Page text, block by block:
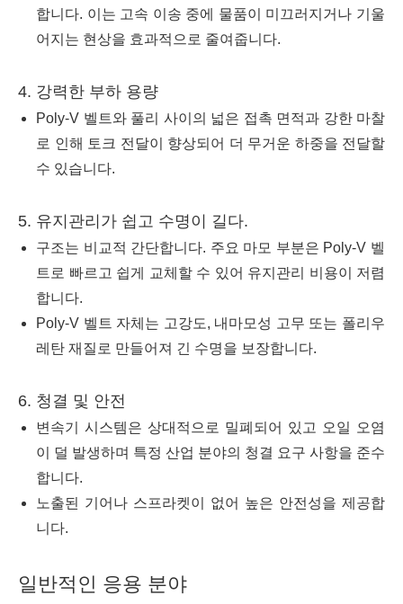
합니다. 이는 고속 이송 중에 물품이 미끄러지거나 기울
어지는 현상을 효과적으로 줄여줍니다.
4. 강력한 부하 용량
Poly-V 벨트와 풀리 사이의 넓은 접촉 면적과 강한 마찰
로 인해 토크 전달이 향상되어 더 무거운 하중을 전달할
수 있습니다.
5. 유지관리가 쉽고 수명이 길다.
구조는 비교적 간단합니다. 주요 마모 부분은 Poly-V 벨
트로 빠르고 쉽게 교체할 수 있어 유지관리 비용이 저렴
합니다.
Poly-V 벨트 자체는 고강도, 내마모성 고무 또는 폴리우
레탄 재질로 만들어져 긴 수명을 보장합니다.
6. 청결 및 안전
변속기 시스템은 상대적으로 밀폐되어 있고 오일 오염
이 덜 발생하며 특정 산업 분야의 청결 요구 사항을 준수
합니다.
노출된 기어나 스프라켓이 없어 높은 안전성을 제공합
니다.
일반적인 응용 분야